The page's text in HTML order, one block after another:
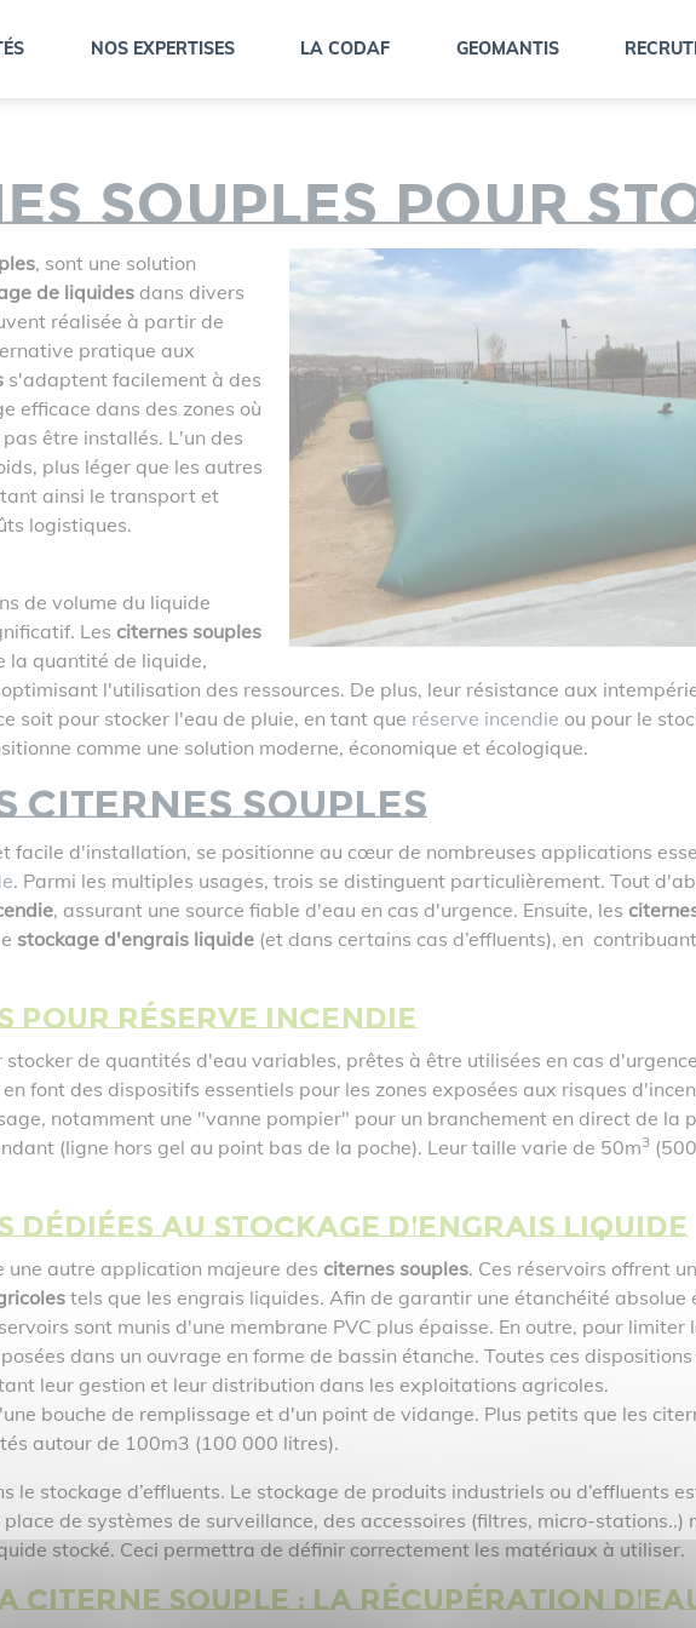
NOS EXPERTISES LA CODAF GEOMANTIS
souples pour
, sont une solution
de liquides dans divers
réalisée à partir de
pratique aux
s'adaptent facilement à des
efficace dans des zones où
être installés. L'un des
plus léger que les autres
ainsi le transport et
logistiques.
de volume du liquide
Les citernes souples
la quantité de liquide,
l'utilisation des ressources. De plus, leur résistance aux
soit pour stocker l'eau de pluie, en tant que réserve incendie ou pour le
comme une solution moderne, économique et écologique.
citernes souples
facile d'installation, se positionne au cœur de nombreuses applications
. Parmi les multiples usages, trois se distinguent particulièrement. Tout
, assurant une source fiable d'eau en cas d'urgence. Ensuite, les
stockage d'engrais liquide (et dans certains cas d’effluents), en
pour réserve incendie
stocker de quantités d'eau variables, prêtes à être utilisées en cas
font des dispositifs essentiels pour les zones exposées aux risques
notamment une "vanne pompier" pour un branchement en direct de la
(ligne hors gel au point bas de la poche). Leur taille varie de 50m3
dédiées au stockage d'engrais liquide
une autre application majeure des citernes souples. Ces réservoirs offrent
tels que les engrais liquides. Afin de garantir une étanchéité absolue
sont munis d'une membrane PVC plus épaisse. En outre, pour
dans un ouvrage en forme de bassin étanche. Toutes ces
leur gestion et leur distribution dans les exploitations agricoles.
bouche de remplissage et d'un point de vidange. Plus petits que les
autour de 100m3 (100 000 litres).
le stockage d’effluents. Le stockage de produits industriels ou d’effluents
de systèmes de surveillance, des accessoires (filtres, micro-stations..)
stocké. Ceci permettra de définir correctement les matériaux à utiliser.
citerne souple : la récupération